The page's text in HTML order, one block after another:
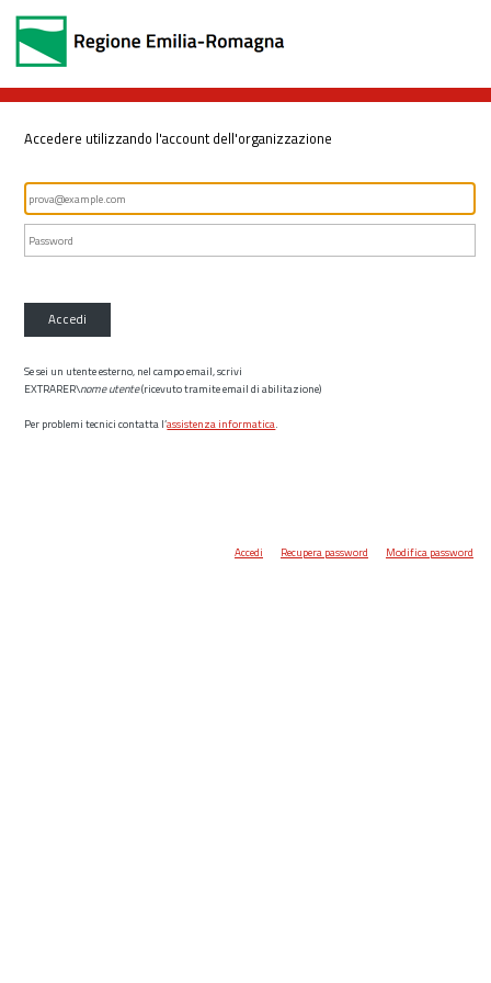
Accedere utilizzando l'account dell'organizzazione
Accedi
Se sei un utente esterno, nel campo email, scrivi
EXTRARER\nome utente(ricevuto tramite email di abilitazione)
Per problemi tecnici contatta l’assistenza informatica.
Accedi Recupera password Modifica password